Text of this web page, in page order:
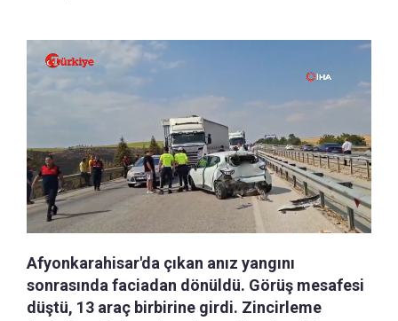
Afyonkarahisar'da çıkan anız yangını
sonrasında faciadan dönüldü. Görüş mesafesi
düştü, 13 araç birbirine girdi. Zincirleme